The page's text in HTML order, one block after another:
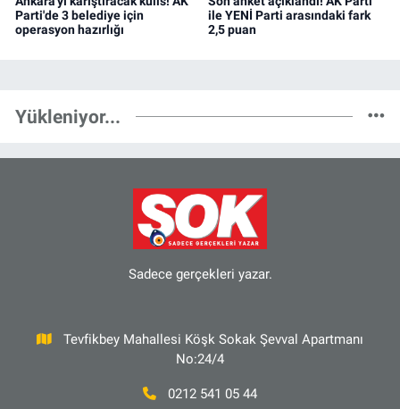
Parti'de 3 belediye için
operasyon hazırlığı
ile YENİ Parti arasındaki fark
2,5 puan
Yükleniyor...
Sadece gerçekleri yazar.
Tevfikbey Mahallesi Köşk Sokak Şevval Apartmanı
No:24/4
0212 541 05 44